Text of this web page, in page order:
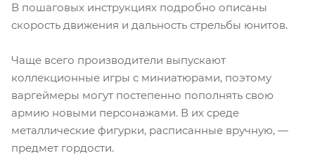
В пошаговых инструкциях подробно описаны
скорость движения и дальность стрельбы юнитов.
Чаще всего производители выпускают
коллекционные игры с миниатюрами, поэтому
варгеймеры могут постепенно пополнять свою
армию новыми персонажами. В их среде
металлические фигурки, расписанные вручную, —
предмет гордости.